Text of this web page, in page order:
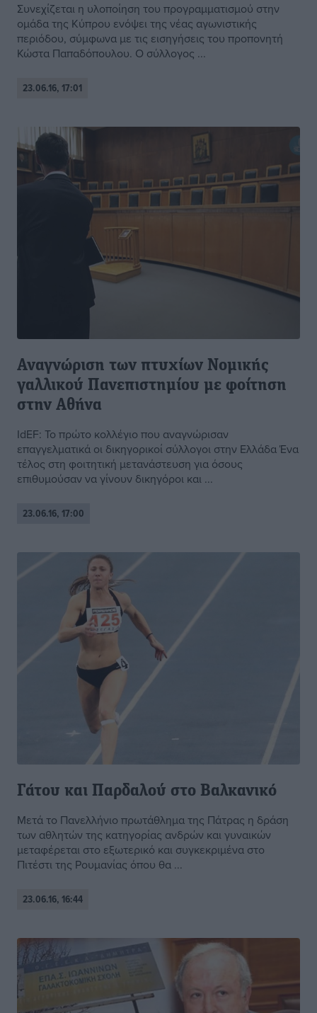
Συνεχίζεται η υλοποίηση του προγραμματισμού στην
ομάδα της Κύπρου ενόψει της νέας αγωνιστικής
περιόδου, σύμφωνα με τις εισηγήσεις του προπονητή
Κώστα Παπαδόπουλου. Ο σύλλογος ...
23.06.16, 17:01
Αναγνώριση των πτυχίων Νομικής
γαλλικού Πανεπιστημίου με φοίτηση
στην Αθήνα
IdEF: Το πρώτο κολλέγιο που αναγνώρισαν
επαγγελματικά οι δικηγορικοί σύλλογοι στην Ελλάδα Ένα
τέλος στη φοιτητική μετανάστευση για όσους
επιθυμούσαν να γίνουν δικηγόροι και ...
23.06.16, 17:00
Γάτου και Παρδαλού στο Βαλκανικό
Μετά το Πανελλήνιο πρωτάθλημα της Πάτρας η δράση
των αθλητών της κατηγορίας ανδρών και γυναικών
μεταφέρεται στο εξωτερικό και συγκεκριμένα στο
Πιτέστι της Ρουμανίας όπου θα ...
23.06.16, 16:44